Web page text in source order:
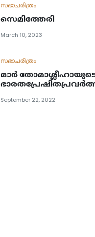
സഭാചരിത്രം
സെമിത്തേരി
March 10, 2023
സഭാചരിത്രം
മാർ
September 22, 2022